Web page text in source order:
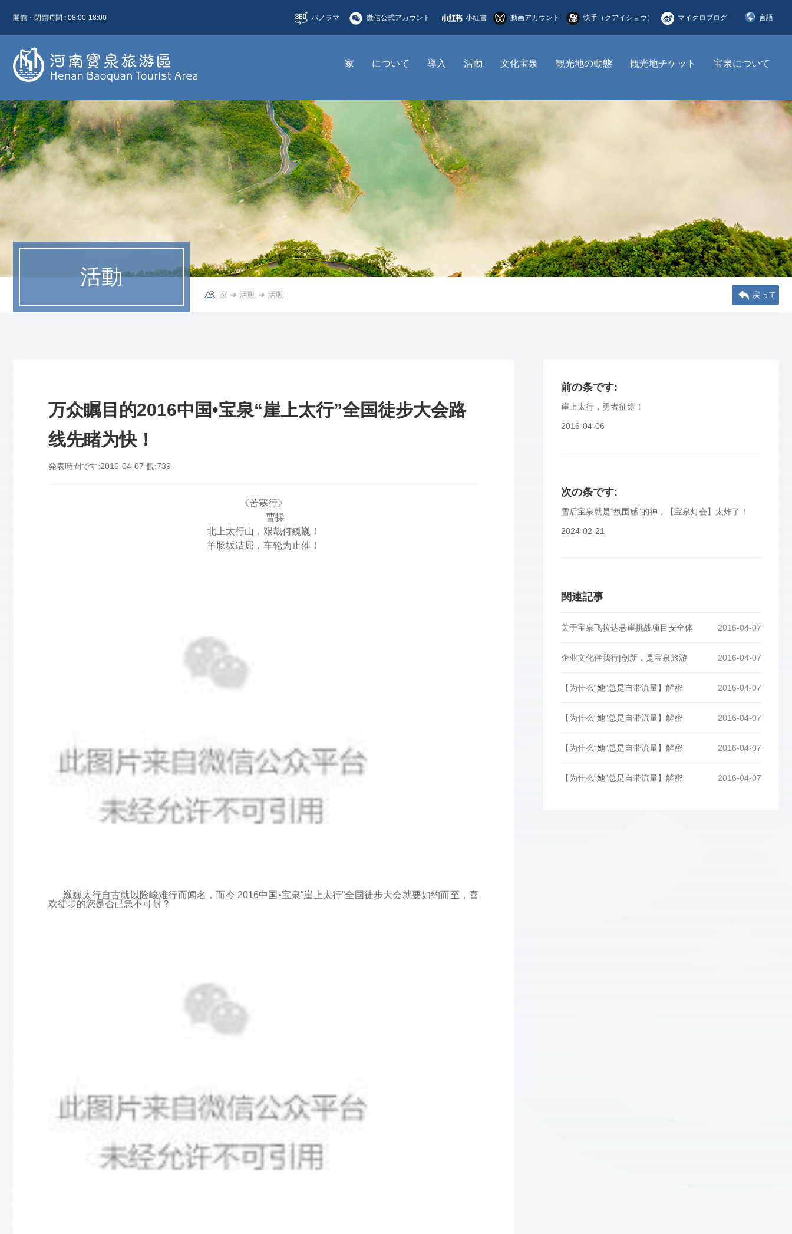
開館・閉館時間 : 08:00-18:00 言語
English
パノラマ 微信公式アカウント 小紅書 動画アカウント 快手（クアイショウ） マイクロブログ
家 について 導入 活動 文化宝泉 観光地の動態 観光地チケット 宝泉について
活動
家 ➜ 活動 ➜ 活動 戻って
万众瞩目的2016中国•宝泉“崖上太行”全国徒步大会路
线先睹为快！
発表時間です:2016-04-07 観:739
《苦寒行》
曹操
北上太行山，艰哉何巍巍！
羊肠坂诘屈，车轮为止催！
巍巍太行自古就以险峻难行而闻名，而今 2016中国•宝泉“崖上太行”全国徒步大会就要如约而至，喜
欢徒步的您是否已急不可耐？
前の条です:
崖上太行，勇者征途！
2016-04-06
次の条です:
雪后宝泉就是“氛围感”的神，【宝泉灯会】太炸了！
2024-02-21
関連記事
2016-04-07
关于宝泉飞拉达悬崖挑战项目安全体
2016-04-07
企业文化伴我行|创新，是宝泉旅游
2016-04-07
【为什么“她”总是自带流量】解密
2016-04-07
【为什么“她”总是自带流量】解密
2016-04-07
【为什么“她”总是自带流量】解密
2016-04-07
【为什么“她”总是自带流量】解密